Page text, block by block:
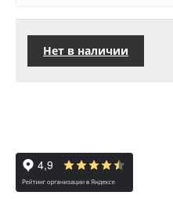
Нет в наличии